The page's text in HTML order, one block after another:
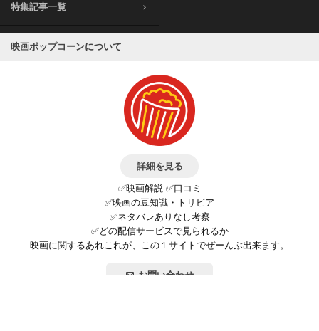
特集記事一覧
映画ポップコーンについて
詳細を見る
✅映画解説 ✅口コミ
✅映画の豆知識・トリビア
✅ネタバレありなし考察
✅どの配信サービスで見られるか
映画に関するあれこれが、この１サイトでぜーんぶ出来ます。
お問い合わせ